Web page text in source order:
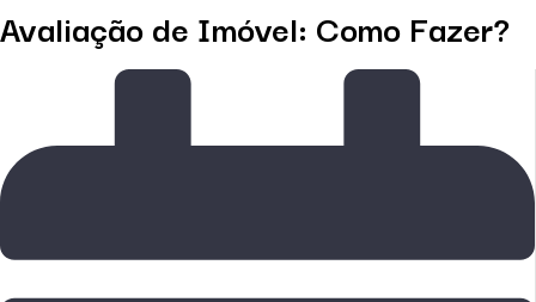
Avaliação de Imóvel: Como Fazer?